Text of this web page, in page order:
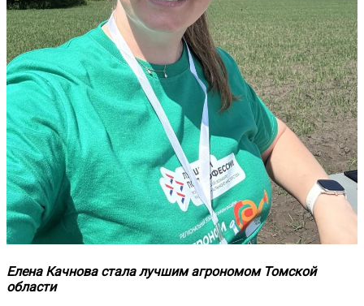
Елена Качнова стала лучшим агрономом Томской
области